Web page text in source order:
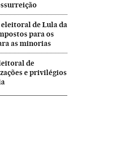
de Lula da
para os
as minorias
de
e privilégios